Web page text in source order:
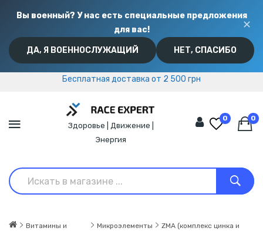
Вы военный? У нас есть специальные предложения
для вас!
ДА, Я ВОЕННОСЛУЖАЩИЙ НЕТ, СПАСИБО
✕
Бесплатная доставка от 2 500 грн
Бесплатная доставка от 2 500 грн
Здоровье | Движение |
Энергия
0 0
Витамины и
Микроэлементы
ZMA (комплекс цинка и